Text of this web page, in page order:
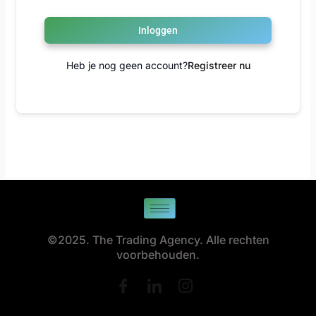
Inloggen
Heb je nog geen account?Registreer nu
©2025. The Trading Agency. Alle rechten
voorbehouden.